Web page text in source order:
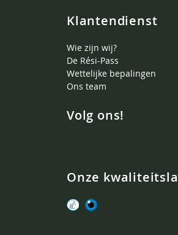
Klantendienst
Wie zijn wij?
De Rési-Pass
Wettelijke bepalingen
Ons team
Volg ons!
Onze